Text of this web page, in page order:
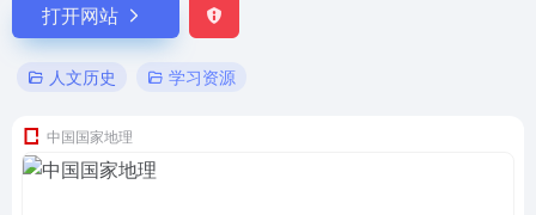
打开网站
人文历史 学习资源
中国国家地理